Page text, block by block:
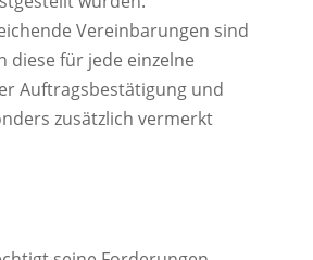
Vereinbarungen sind
diese für jede einzelne
Auftragsbestätigung und
zusätzlich vermerkt